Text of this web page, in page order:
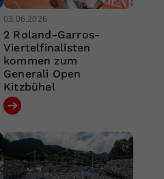
03.06.2026
2 Roland-Garros-
Viertelfinalisten
kommen zum
Generali Open
Kitzbühel